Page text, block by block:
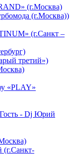
(г.Москва)
(г.Москва))
(г.Санкт –
третий»)
«PLAY»
- Dj Юрий